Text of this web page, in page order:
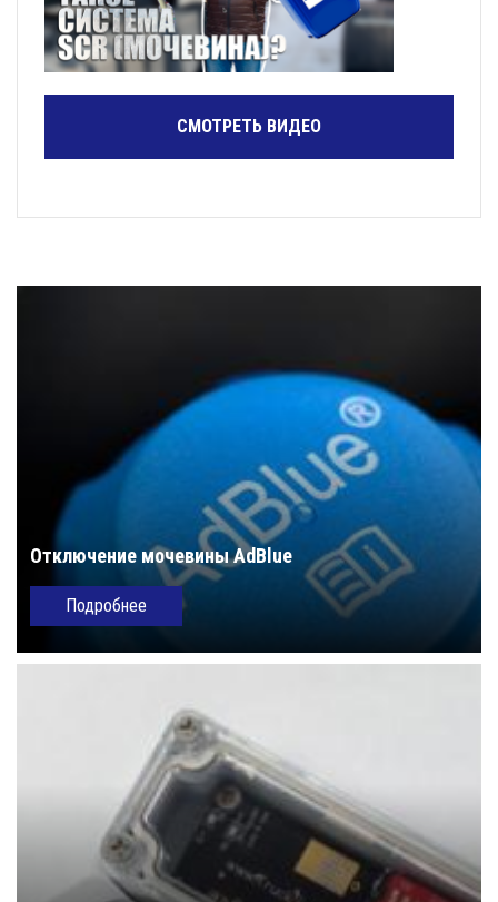
СМОТРЕТЬ ВИДЕО
Отключение мочевины AdBlue
Подробнее